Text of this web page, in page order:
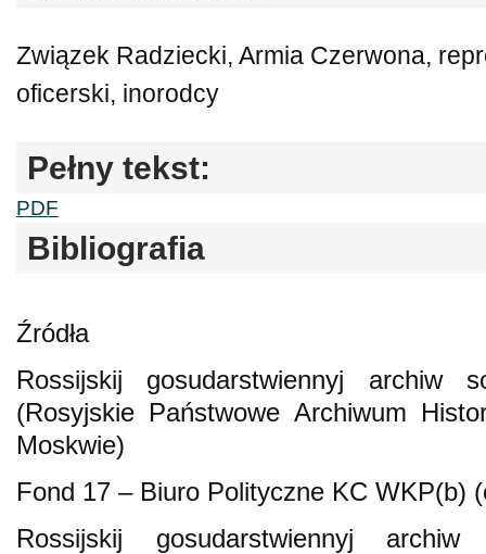
Związek Radziecki, Armia Czerwona,
oficerski, inorodcy
Pełny tekst:
PDF
Bibliografia
Źródła
Rossijskij gosudarstwiennyj archiw
(Rosyjskie Państwowe Archiwum
Moskwie)
Fond 17 – Biuro Polityczne KC WKP(b)
Rossijskij gosudarstwiennyj archiw